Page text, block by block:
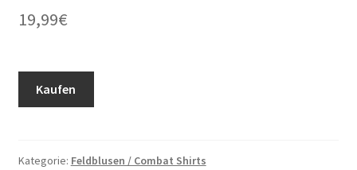
19,99€
Kaufen
Kategorie: Feldblusen / Combat Shirts